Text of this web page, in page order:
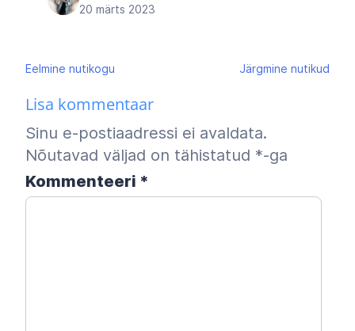
20 märts 2023
Navigeerimine
Eelmine nutikogu Järgmine nutikud
Lisa kommentaar
Sinu e-postiaadressi ei avaldata.
Nõutavad väljad on tähistatud *-ga
Kommenteeri *